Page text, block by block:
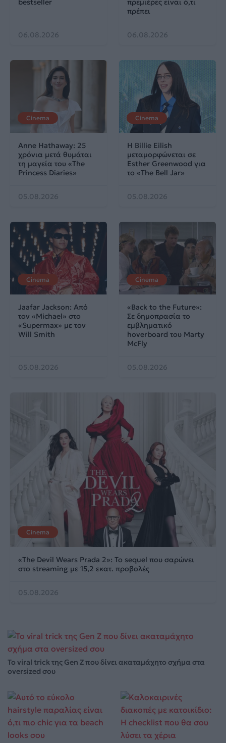
bestseller
06.08.2026
πρεμιέρες είναι ό,τι
πρέπει
06.08.2026
Cinema
Anne Hathaway: 25
χρόνια μετά θυμάται
τη μαγεία του «The
Princess Diaries»
05.08.2026
Cinema
Η Billie Eilish
μεταμορφώνεται σε
Esther Greenwood για
το «The Bell Jar»
05.08.2026
Cinema
Jaafar Jackson: Από
τον «Michael» στο
«Supermax» με τον
Will Smith
05.08.2026
Cinema
«Back to the Future»:
Σε δημοπρασία το
εμβληματικό
hoverboard του Marty
McFly
05.08.2026
Cinema
«The Devil Wears Prada 2»: Το sequel που σαρώνει
στο streaming με 15,2 εκατ. προβολές
05.08.2026
Το viral trick της Gen Z που δίνει ακαταμάχητο σχήμα στα
oversized σου